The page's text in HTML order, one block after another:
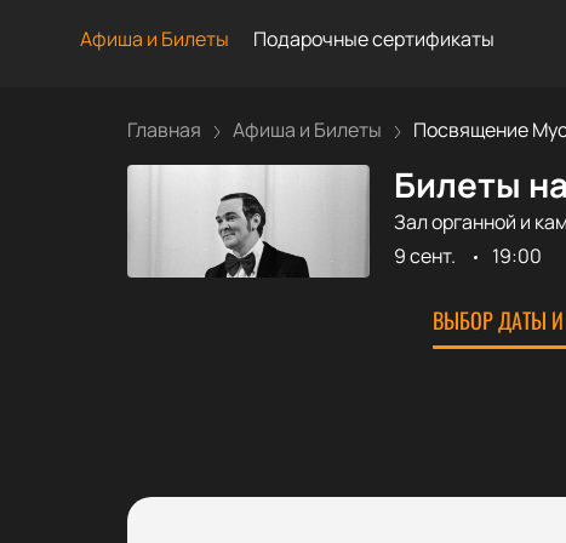
Афиша и Билеты Подарочные сертификаты
Главная Афиша и Билеты Посвящение
Билеты
Зал органной и
9 сент.
19:00
ВЫБОР ДАТЫ И